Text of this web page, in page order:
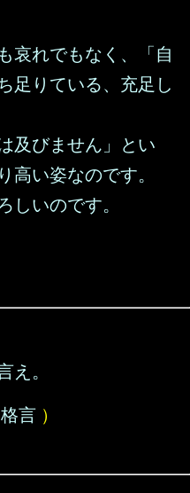
哀れでもなく、「自
足りている、充足し
及びません」とい
高い姿なのです。
しいのです。
え。
言 ）